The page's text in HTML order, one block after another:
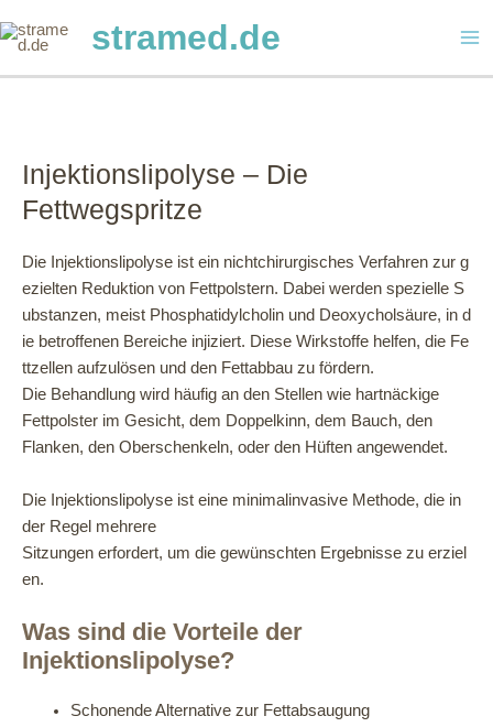
Inhalt
stramed.de
Injektionslipolyse – Die
Fettwegspritze
Die Injektionslipolyse ist ein nichtchirurgisches Verfahren zur g
ezielten Reduktion von Fettpolstern. Dabei werden spezielle S
ubstanzen, meist Phosphatidylcholin und Deoxycholsäure, in d
ie betroffenen Bereiche injiziert. Diese Wirkstoffe helfen, die Fe
ttzellen aufzulösen und den Fettabbau zu fördern.
Die Behandlung wird häufig an den Stellen wie hartnäckige
Fettpolster im Gesicht, dem Doppelkinn, dem Bauch, den
Flanken, den Oberschenkeln, oder den Hüften angewendet.
Die Injektionslipolyse ist eine minimalinvasive Methode, die in
der Regel mehrere
Sitzungen erfordert, um die gewünschten Ergebnisse zu erziel
en.
Was sind die Vorteile der
Injektionslipolyse?
Schonende Alternative zur Fettabsaugung